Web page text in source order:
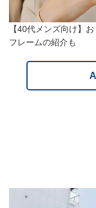
【40代メンズ向け】
フレームの紹介も